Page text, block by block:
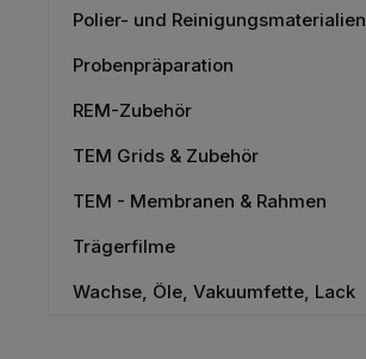
Polier- und Reinigungsmaterialien
Probenpräparation
REM-Zubehör
TEM Grids & Zubehör
TEM - Membranen & Rahmen
Trägerfilme
Wachse, Öle, Vakuumfette, Lack